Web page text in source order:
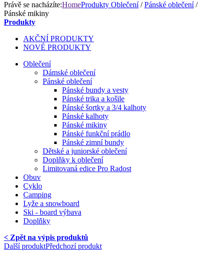
Právě se nacházíte:HomeProdukty Oblečení/Pánské oblečení/
Pánské mikiny
Produkty
AKČNÍ PRODUKTY
NOVÉ PRODUKTY
Oblečení
Dámské oblečení
Pánské oblečení
Pánské bundy a vesty
Pánské trika a košile
Pánské šortky a 3/4 kalhoty
Pánské kalhoty
Pánské mikiny
Pánské funkční prádlo
Pánské zimní bundy
Dětské a juniorské oblečení
Doplňky k oblečení
Limitovaná edice Pro Radost
Obuv
Cyklo
Camping
Lyže a snowboard
Ski - board výbava
Doplňky
< Zpět na výpis produktů
Další produktPředchozí produkt